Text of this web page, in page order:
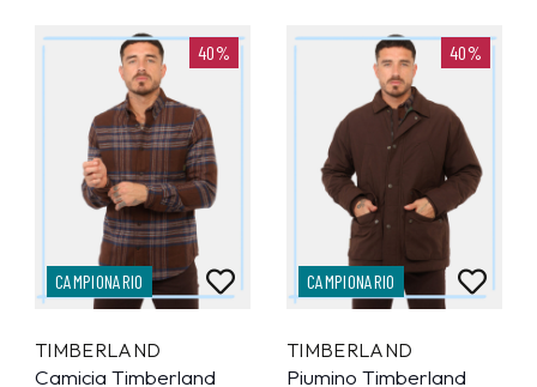
40%
CAMPIONARIO
TIMBERLAND
Camicia Timberland
40%
CAMPIONARIO
TIMBERLAND
Piumino Timberland